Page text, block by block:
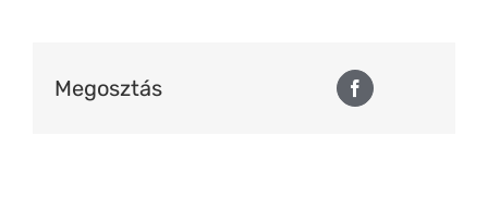
Megosztás Facebook